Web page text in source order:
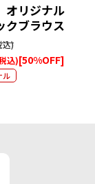
オリジナル
クブラウス
[50%OFF]
ル